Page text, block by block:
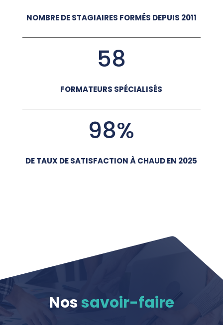
NOMBRE DE STAGIAIRES FORMÉS DEPUIS 2011
58
FORMATEURS SPÉCIALISÉS
98%
DE TAUX DE SATISFACTION À CHAUD EN 2025
Nossavoir-faire